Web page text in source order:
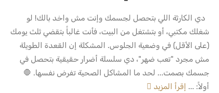
دي الكارثة اللي بتحصل لجسمك وإنت مش واخد بالك! لو
شغلك مكتبي، أو بتشتغل من البيت، فأنت غالباً بتقضي ثلث يومك
(على الأقل) في وضعية الجلوس. المشكلة إن القعدة الطويلة
مش مجرد "تعب ضهر"، دي سلسلة أضرار حقيقية بتحصل في
جسمك بصمت... لحد ما المشاكل الصحية تفرض نفسها. 🛑
أولاً: ... إقرأ المزيد